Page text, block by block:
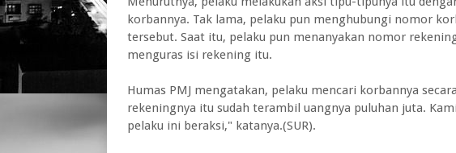
korbannya. Tak lama, pelaku pun menghubungi nomor
tersebut. Saat itu, pelaku pun menanyakan nomor
menguras isi rekening itu.
Humas PMJ mengatakan, pelaku mencari korbannya
rekeningnya itu sudah terambil uangnya puluhan juta.
pelaku ini beraksi," katanya.(SUR).